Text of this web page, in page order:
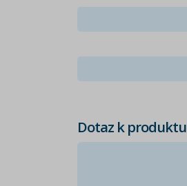
Dotaz k produktu